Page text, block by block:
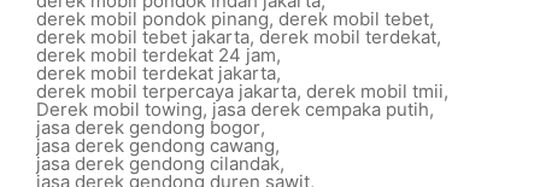
derek mobil pondok pinang, derek mobil tebet,
derek mobil tebet jakarta, derek mobil terdekat,
derek mobil terdekat 24 jam,
derek mobil terdekat jakarta,
derek mobil terpercaya jakarta, derek mobil tmii,
Derek mobil towing, jasa derek cempaka putih,
jasa derek gendong bogor,
jasa derek gendong cawang,
jasa derek gendong cilandak,
jasa derek gendong duren sawit,